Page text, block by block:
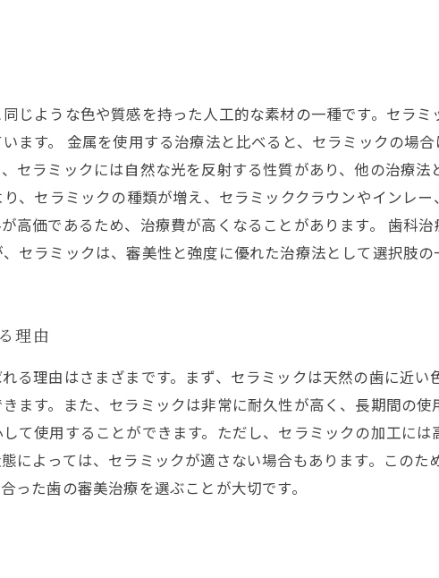
じような色や質感を持った人工的な素材の一種です。セラ
ます。 金属を使用する治療法と比べると、セラミックの場
セラミックには自然な光を反射する性質があり、他の治療
、セラミックの種類が増え、セラミッククラウンやインレ
高価であるため、治療費が高くなることがあります。 歯科
セラミックは、審美性と強度に優れた治療法として選択肢の
理由
る理由はさまざまです。まず、セラミックは天然の歯に近
ます。また、セラミックは非常に耐久性が高く、長期間の
て使用することができます。ただし、セラミックの加工に
によっては、セラミックが適さない場合もあります。この
った歯の審美治療を選ぶことが大切です。